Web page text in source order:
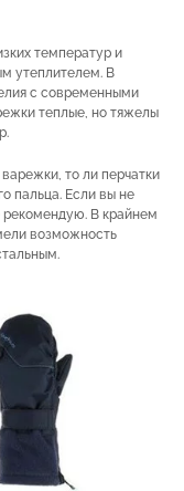
температур и
утеплителем. В
с современными
теплые, но тяжелы
то ли перчатки
пальца. Если вы не
рекомендую. В крайнем
возможность